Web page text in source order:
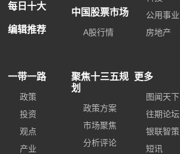
每日十大
编辑推荐
中国股票市场
A股行情
公用事业
房地产
一带一路
政策
投资
观点
产业
聚焦十三五规
划
政策方案
市场聚焦
分析评论
更多
图闻天下
往期论坛
银联智策
短讯